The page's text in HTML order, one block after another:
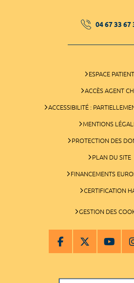
04 67 33 67
ESPACE PATIENT
ACCÈS AGENT
ACCESSIBILITÉ :
MENTIONS
PROTECTION DES
PLAN DU SITE
FINANCEMENTS
CERTIFICATION
GESTION DES